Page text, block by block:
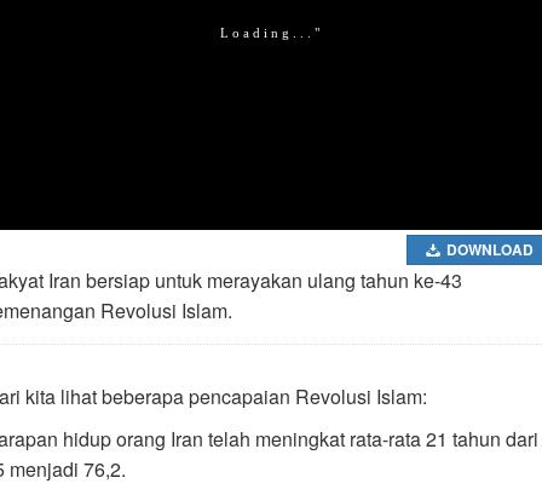
DOWNLOAD
Iran bersiap untuk merayakan ulang tahun ke-43
Revolusi Islam.
kita lihat beberapa pencapaian Revolusi Islam:
hidup orang Iran telah meningkat rata-rata 21 tahun dari
menjadi 76,2.